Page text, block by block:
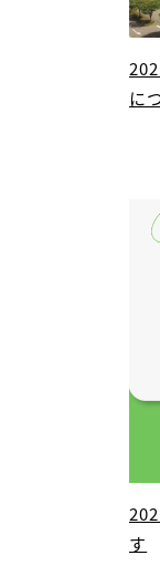
に
す